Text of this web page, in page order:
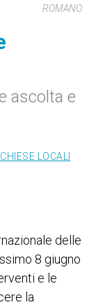
ROMANO
ascolta e
CHIESE LOCALI
delle
8 giugno
e le
la